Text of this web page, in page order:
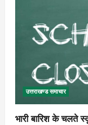
उत्तराखण्ड समाचार
भारी बारिश के चलते